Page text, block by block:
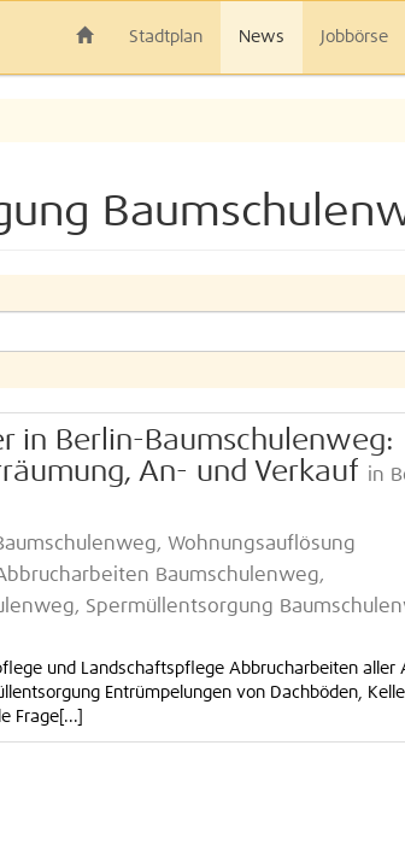
Stadtplan News Jobbörse
in Berlin-Baumschulenweg:
An- und Verkauf in
Wohnungsauflösung
Baumschulenweg,
Spermüllentsorgung
und Landschaftspflege Abbrucharbeiten aller
Entrümpelungen von Dachböden,
Frage[...]